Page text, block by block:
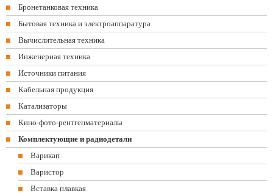
Бронетанковая техника
Бытовая техника и электроаппаратура
Вычислительная техника
Инженерная техника
Источники питания
Кабельная продукция
Катализаторы
Кино-фото-рентгенматериалы
Комплектующие и радиодетали
Варикап
Варистор
Вставка плавкая